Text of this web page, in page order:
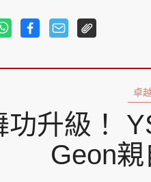
卓
功升級！
Geon